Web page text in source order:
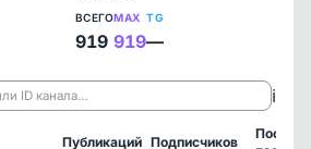
ВСЕГО
919
MAX
919
TG
—
ID канала… ℹ️
Публикаций Подписчиков